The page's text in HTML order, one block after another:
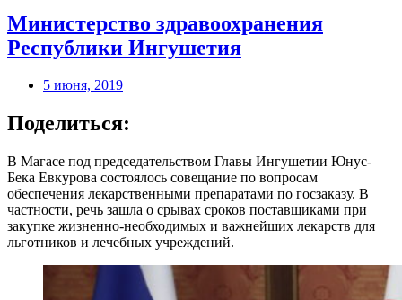
Министерство здравоохранения
Республики Ингушетия
5 июня, 2019
Поделиться:
В Магасе под председательством Главы Ингушетии Юнус-
Бека Евкурова состоялось совещание по вопросам
обеспечения лекарственными препаратами по госзаказу. В
частности, речь зашла о срывах сроков поставщиками при
закупке жизненно-необходимых и важнейших лекарств для
льготников и лечебных учреждений.